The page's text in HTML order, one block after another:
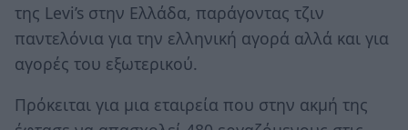
της Levi’s στην Ελλάδα, παράγοντας τζιν
παντελόνια για την ελληνική αγορά αλλά και για
αγορές του εξωτερικού.
Πρόκειται για μια εταιρεία που στην ακμή της